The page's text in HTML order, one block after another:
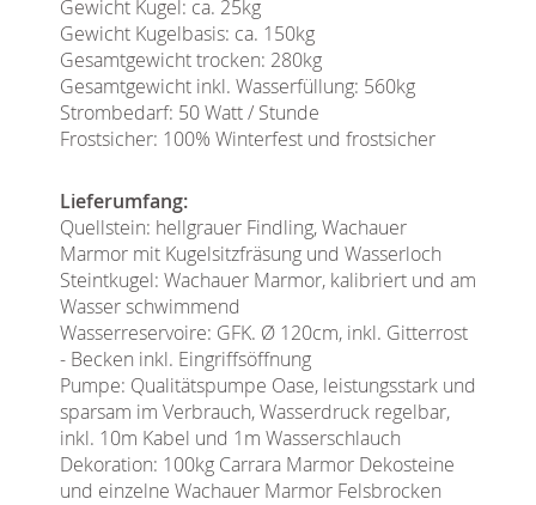
Gewicht Kugel: ca. 25kg
Gewicht Kugelbasis: ca. 150kg
Gesamtgewicht trocken: 280kg
Gesamtgewicht inkl. Wasserfüllung: 560kg
Strombedarf: 50 Watt / Stunde
Frostsicher: 100% Winterfest und frostsicher
Lieferumfang:
Quellstein: hellgrauer Findling, Wachauer
Marmor mit Kugelsitzfräsung und Wasserloch
Steintkugel: Wachauer Marmor, kalibriert und am
Wasser schwimmend
Wasserreservoire: GFK. Ø 120cm, inkl. Gitterrost
- Becken inkl. Eingriffsöffnung
Pumpe: Qualitätspumpe Oase, leistungsstark und
sparsam im Verbrauch, Wasserdruck regelbar,
inkl. 10m Kabel und 1m Wasserschlauch
Dekoration: 100kg Carrara Marmor Dekosteine
und einzelne Wachauer Marmor Felsbrocken